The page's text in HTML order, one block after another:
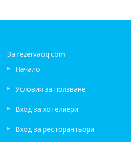
За rezervaciq.com
Начало
Условия за ползване
Вход за хотелиери
Вход за ресторантьори